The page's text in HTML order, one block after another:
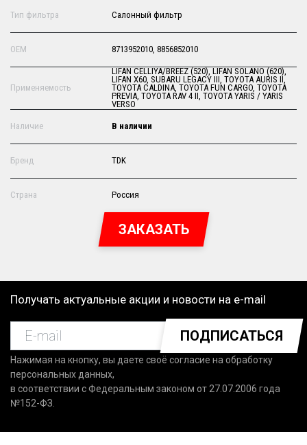
Тип фильтра Салонный фильтр
OEM 8713952010, 8856852010
Применяемость
LIFAN CELLIYA/BREEZ (520), LIFAN SOLANO (620),
LIFAN X60, SUBARU LEGACY III, TOYOTA AURIS II,
TOYOTA CALDINA, TOYOTA FUN CARGO, TOYOTA
PREVIA, TOYOTA RAV 4 II, TOYOTA YARIS / YARIS
VERSO
Наличие В наличии
Бренд TDK
Страна Россия
ЗАКАЗАТЬ
Получать актуальные акции и новости на e-mail
ПОДПИСАТЬСЯ
Нажимая на кнопку, вы даете своё согласие на обработку
персональных данных,
в соответствии с Федеральным законом от 27.07.2006 года
№152-ФЗ.